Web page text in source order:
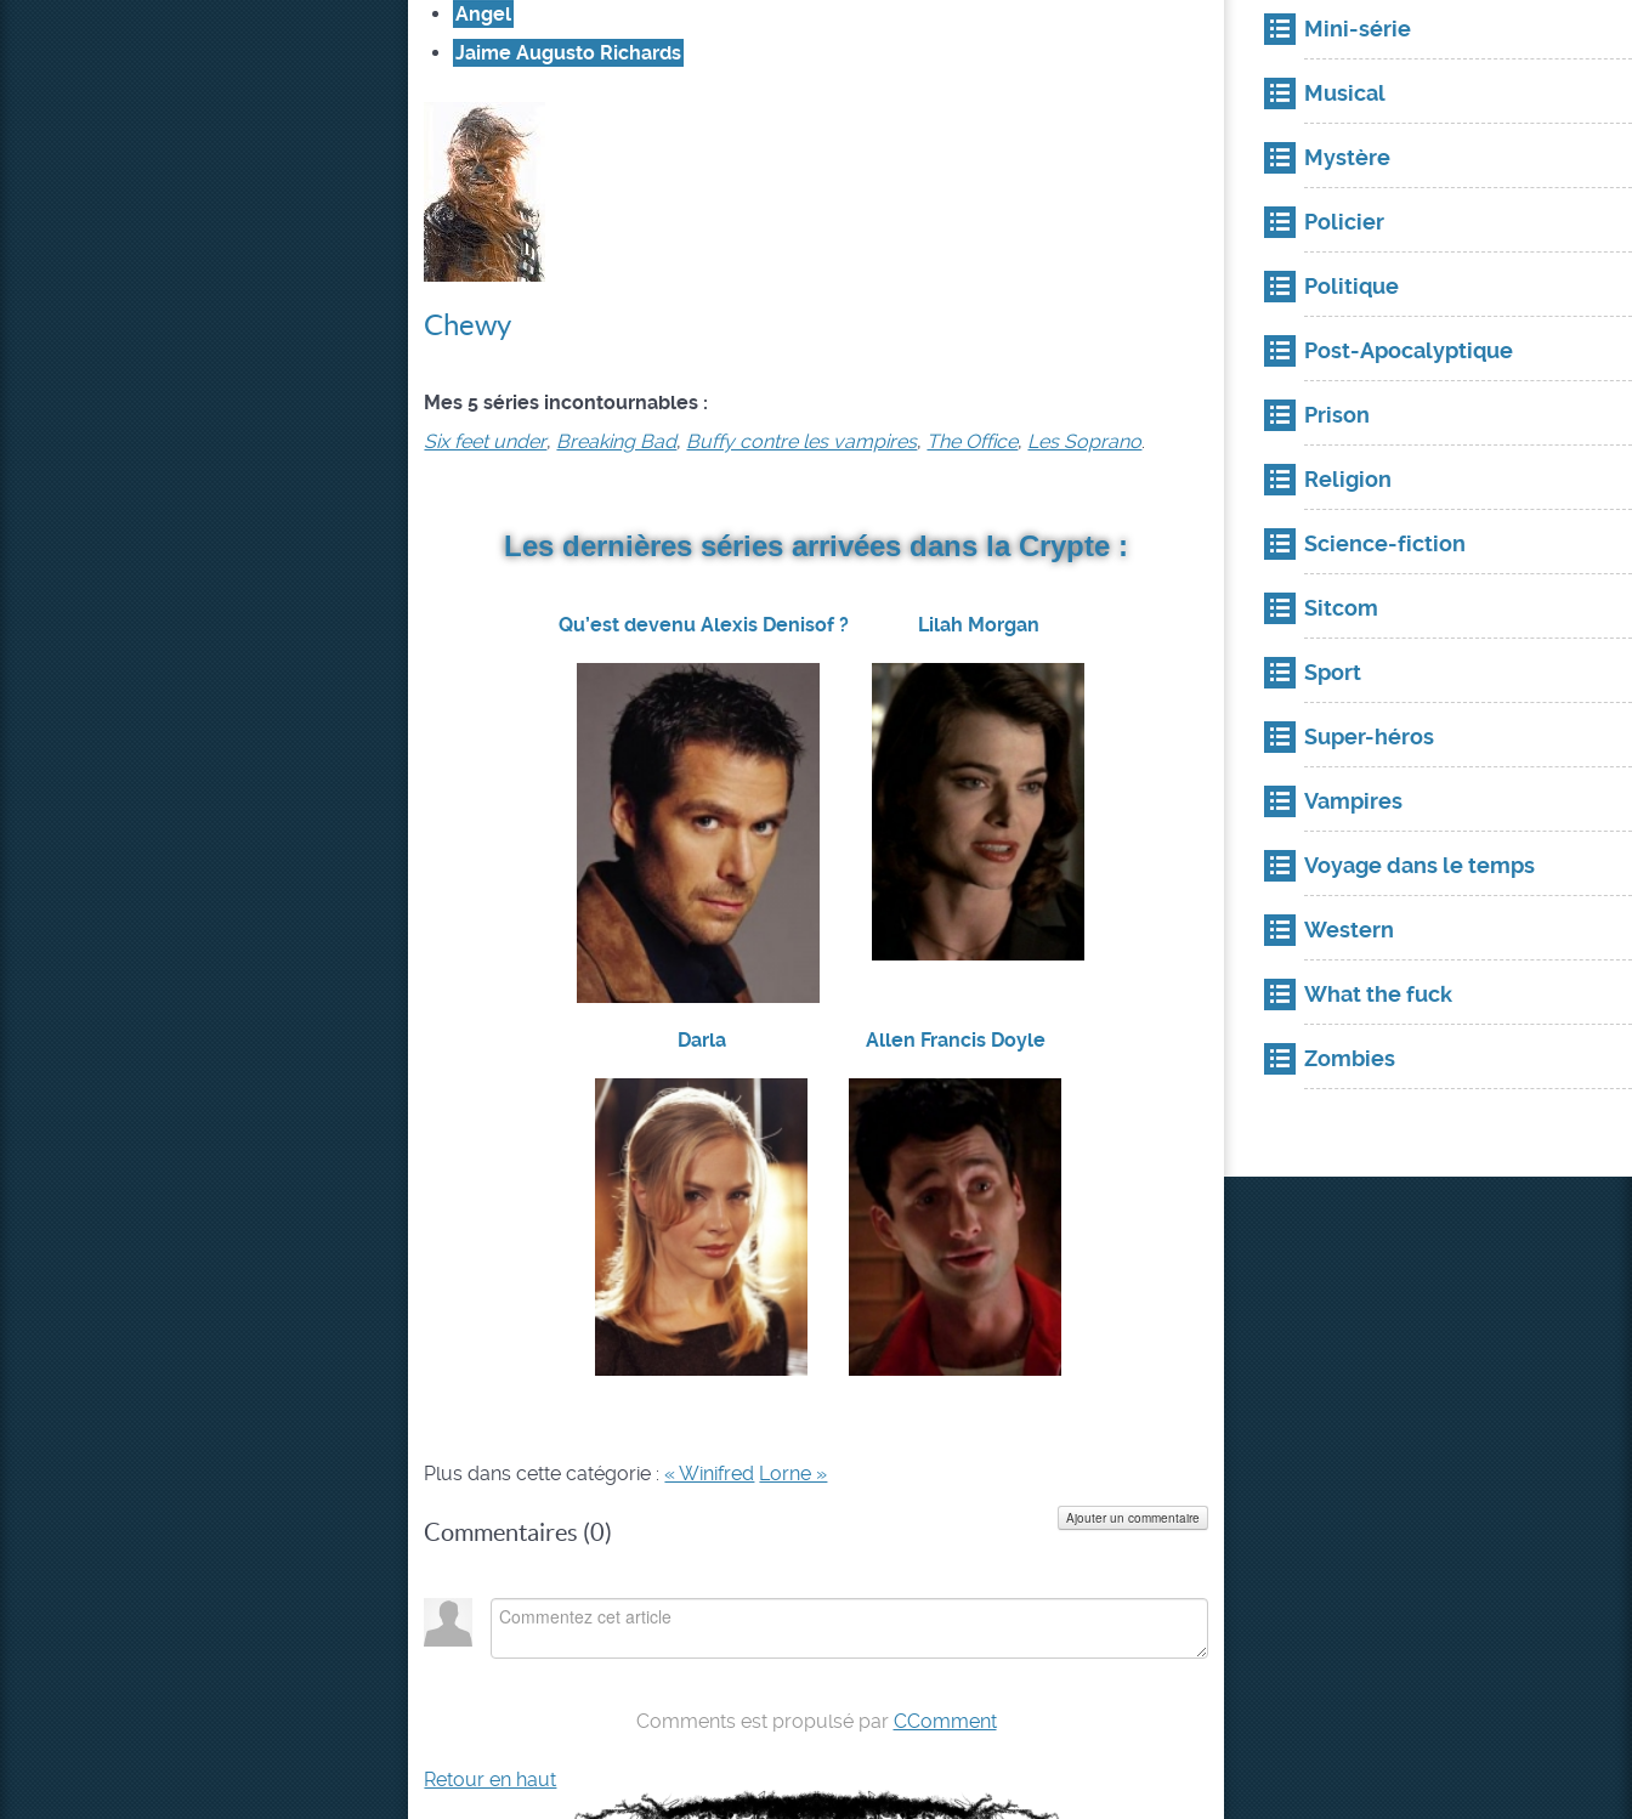
Angel
Jaime Augusto Richards
Chewy
Mes 5 séries incontournables :
Six feet under, Breaking Bad, Buffy contre les vampires, The Office, Les Soprano
Les dernières séries arrivées dans la Crypte :
Qu’est devenu Alexis Denisof ? Lilah Morgan
Darla Allen Francis Doyle
Plus dans cette catégorie :« Winifred Lorne »
Commentaires (0)
Ajouter un commentaire
Comments est propulsé par CComment
Retour en haut
Mini-série
Musical
Mystère
Policier
Politique
Post-Apocalyptique
Prison
Religion
Science-fiction
Sitcom
Sport
Super-héros
Vampires
Voyage dans le temps
Western
What the fuck
Zombies